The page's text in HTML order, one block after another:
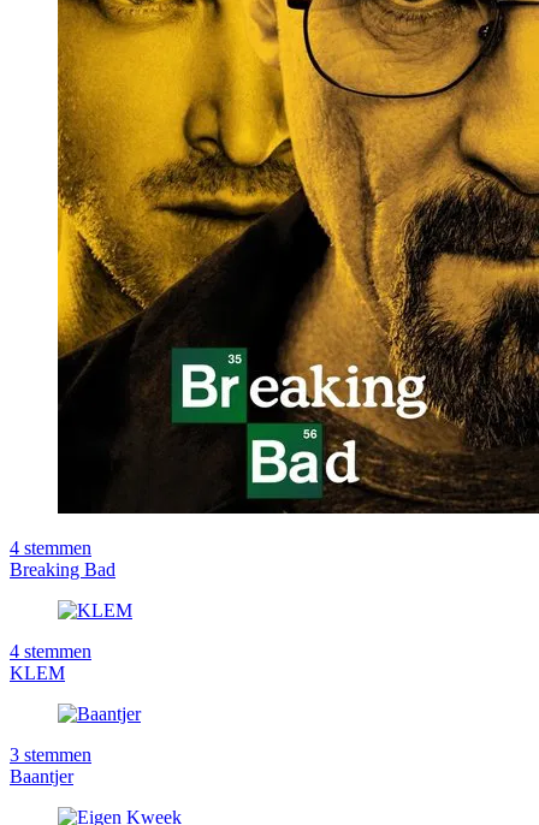
4 stemmen
Breaking Bad
4 stemmen
KLEM
3 stemmen
Baantjer